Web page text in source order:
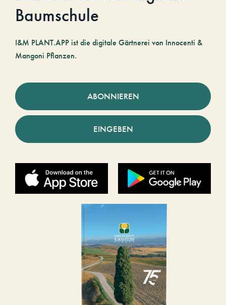
Baumschule
I&M PLANT.APP ist die digitale Gärtnerei von Innocenti &
Mangoni Pflanzen.
ABONNIEREN
EINGEBEN